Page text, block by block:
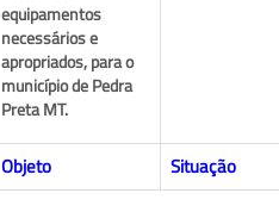
Objeto Situação
equipamentos
necessários e
apropriados, para o
município de Pedra
Preta MT.